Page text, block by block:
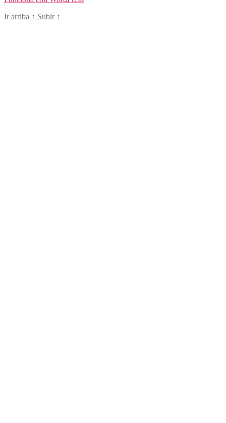
Ir arriba ↑ Subir ↑